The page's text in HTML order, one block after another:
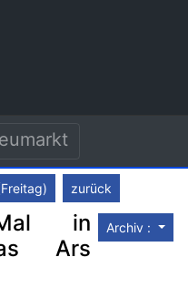
zurück
Archiv :
in
Ars